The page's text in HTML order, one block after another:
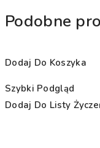
Podobne
Dodaj Do Koszyka
Szybki Podgląd
Dodaj Do Listy